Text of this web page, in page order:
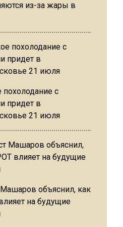
из-за жары в
похолодание с
придет в
21 июля
объяснил, как
на будущие